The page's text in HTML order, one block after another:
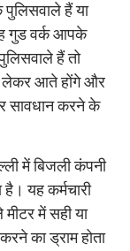
पुलिसवाले हैं या
गुड वर्क आपके
हैं तो
लेकर आते होंगे और
सावधान करने के
में बिजली कंपनी
है। यह कर्मचारी
में सही या
का ड्राम होता